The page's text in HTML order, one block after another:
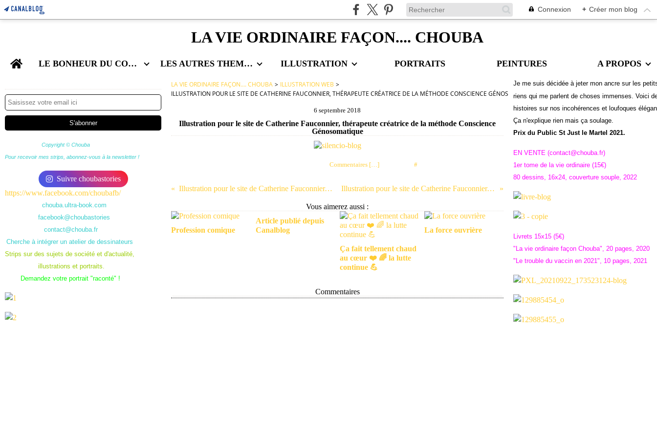
Connexion + Créer mon blog
LA VIE ORDINAIRE FAÇON.... CHOUBA
Home LE BONHEUR DU COUPLE LES AUTRES THEMES ILLUSTRATION PORTRAITS PEINTURES
A PROPOS
Copyright © Chouba
Pour recevoir mes strips, abonnez-vous à la newsletter !
Suivre choubastories
https://www.facebook.com/choubafb/
chouba.ultra-book.com
facebook@choubastories
contact@chouba.fr
Cherche à intégrer un atelier de dessinateurs
Strips sur des sujets de société et d'actualité,
illustrations et portraits.
Demandez votre portrait "raconté" !
LA VIE ORDINAIRE FAÇON.... CHOUBA > ILLUSTRATION WEB >
ILLUSTRATION POUR LE SITE DE CATHERINE FAUCONNIER, THÉRAPEUTE CRÉATRICE DE LA MÉTHODE CONSCIENCE GÉNOSOMATIQUE
6 septembre 2018
Illustration pour le site de Catherine Fauconnier, thérapeute créatrice de la méthode Conscience
Génosomatique
Commentaires […] #
Illustration pour le site de Catherine Fauconnier, thérapeute créatrice de la méthode Conscience Génosomatique Illustration pour le site de Catherine Fauconnier, thérapeute créatrice de la méthode Conscience Génosomatique
Vous aimerez aussi :
Profession comique
Article publié depuis
Canalblog
Ça fait tellement chaud
au cœur ❤️ 🌈 la lutte
continue 💪
La force ouvrière
Commentaires
Je me suis décidée à jeter mon ancre sur les
riens qui me parlent de choses immenses. Voici
histoires sur nos incohérences et loufoques
Ça n'explique rien mais ça soulage.
Prix du Public St Just le Martel 2021.
EN VENTE (contact@chouba.fr)
1er tome de la vie ordinaire (15€)
80 dessins, 16x24, couverture souple, 2022
Livrets 15x15 (5€)
"La vie ordinaire façon Chouba", 20 pages, 2020
"Le trouble du vaccin en 2021", 10 pages, 2021